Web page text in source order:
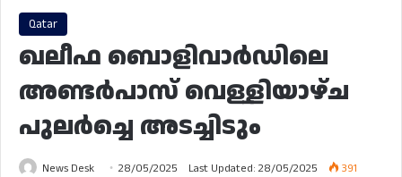
Qatar
ഖലീഫ ബൊളിവാർഡിലെ
അണ്ടർപാസ് വെള്ളിയാഴ്ച
പുലർച്ചെ അടച്ചിടും
News Desk 28/05/2025 Last Updated: 28/05/2025
391